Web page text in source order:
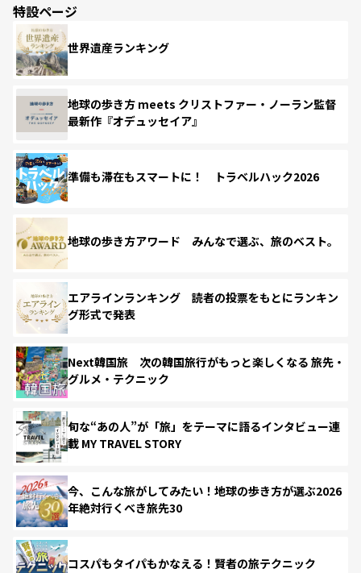
特設ページ
世界遺産ランキング
地球の歩き方 meets クリストファー・ノーラン監督
最新作『オデュッセイア』
準備も滞在もスマートに！ トラベルハック2026
地球の歩き方アワード みんなで選ぶ、旅のベスト。
エアラインランキング 読者の投票をもとにランキン
グ形式で発表
Next韓国旅 次の韓国旅行がもっと楽しくなる 旅先・
グルメ・テクニック
旬な“あの人”が「旅」をテーマに語るインタビュー連
載 MY TRAVEL STORY
今、こんな旅がしてみたい！地球の歩き方が選ぶ2026
年絶対行くべき旅先30
コスパもタイパもかなえる！賢者の旅テクニック